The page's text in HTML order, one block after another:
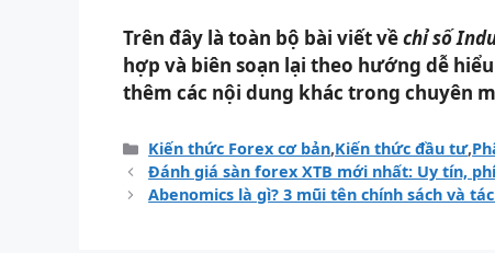
Trên đây là toàn bộ bài viết vềchỉ số
hợp và biên soạn lại theo hướng dễ
thêm các nội dung khác trong chuyên
Danh
mục
Kiến thức Forex cơ bản,Kiến thức đầu tư,
Đánh giá sàn forex XTB mới nhất: Uy tín,
Abenomics là gì? 3 mũi tên chính sách và